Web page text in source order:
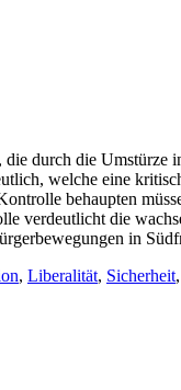
durch die
welche eine
behaupten
die
in
, Liberalität, Sicherheit,